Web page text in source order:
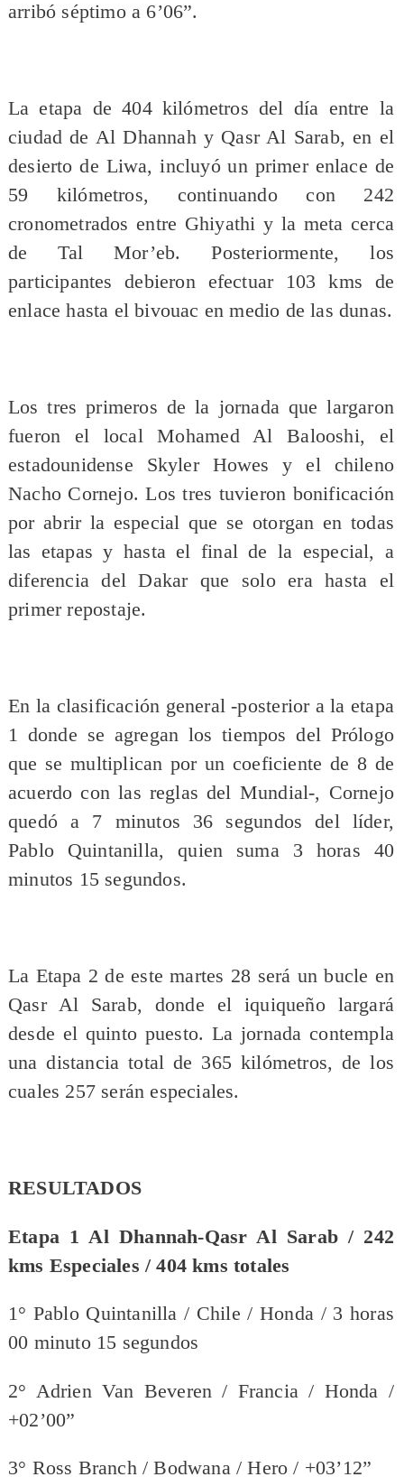
arribó séptimo a 6’06”.
La etapa de 404 kilómetros del día entre la
ciudad de Al Dhannah y Qasr Al Sarab, en el
desierto de Liwa, incluyó un primer enlace de
59 kilómetros, continuando con 242
cronometrados entre Ghiyathi y la meta cerca
de Tal Mor’eb. Posteriormente, los
participantes debieron efectuar 103 kms de
enlace hasta el bivouac en medio de las dunas.
Los tres primeros de la jornada que largaron
fueron el local Mohamed Al Balooshi, el
estadounidense Skyler Howes y el chileno
Nacho Cornejo. Los tres tuvieron bonificación
por abrir la especial que se otorgan en todas
las etapas y hasta el final de la especial, a
diferencia del Dakar que solo era hasta el
primer repostaje.
En la clasificación general -posterior a la etapa
1 donde se agregan los tiempos del Prólogo
que se multiplican por un coeficiente de 8 de
acuerdo con las reglas del Mundial-, Cornejo
quedó a 7 minutos 36 segundos del líder,
Pablo Quintanilla, quien suma 3 horas 40
minutos 15 segundos.
La Etapa 2 de este martes 28 será un bucle en
Qasr Al Sarab, donde el iquiqueño largará
desde el quinto puesto. La jornada contempla
una distancia total de 365 kilómetros, de los
cuales 257 serán especiales.
RESULTADOS
Etapa 1 Al Dhannah-Qasr Al Sarab / 242
kms Especiales / 404 kms totales
1° Pablo Quintanilla / Chile / Honda / 3 horas
00 minuto 15 segundos
2° Adrien Van Beveren / Francia / Honda /
+02’00”
3° Ross Branch / Bodwana / Hero / +03’12”